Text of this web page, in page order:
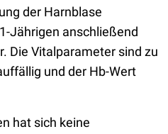
der Harnblase
Jährigen anschließend
Die Vitalparameter sind zu
und der Hb-Wert
hat sich keine